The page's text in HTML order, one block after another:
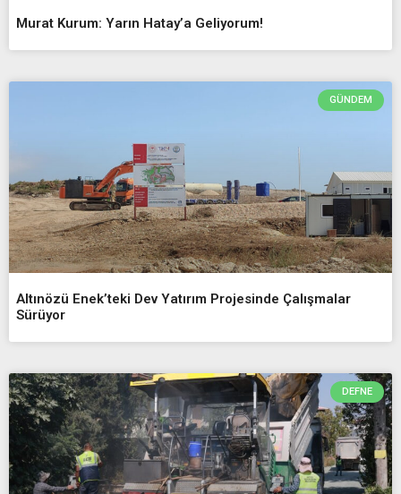
Murat Kurum: Yarın Hatay’a Geliyorum!
GÜNDEM
Altınözü Enek’teki Dev Yatırım Projesinde Çalışmalar
Sürüyor
DEFNE